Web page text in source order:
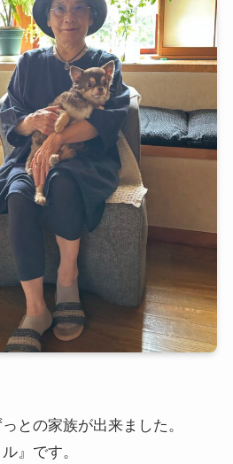
との家族が出来ました。
』です。